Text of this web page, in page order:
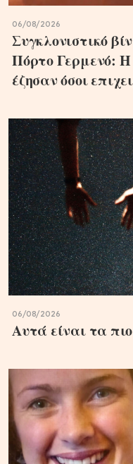
06/08/2026
Συγκλονιστικό
Πόρτο Γερμενό:
έζησαν όσοι
06/08/2026
Αυτά είναι τα